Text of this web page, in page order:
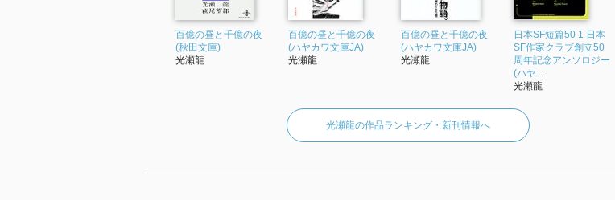
百億の昼と千億の夜
(秋田文庫)
光瀬龍
百億の昼と千億の夜
(ハヤカワ文庫JA)
光瀬龍
百億の昼と千億の夜
(ハヤカワ文庫JA)
光瀬龍
日本SF短篇50 1 日本
SF作家クラブ創立50
周年記念アンソロジー
(ハヤ...
光瀬龍
光瀬龍の作品ランキング・新刊情報へ